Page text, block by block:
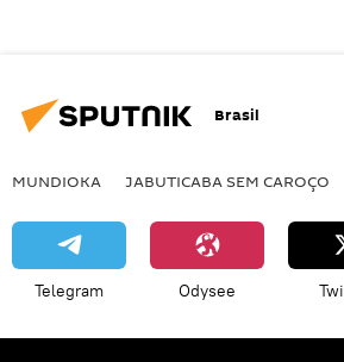
Brasil
MUNDIOKA JABUTICABA SEM CAROÇO
Telegram Odysee